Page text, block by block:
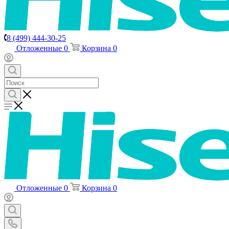
8 (499) 444-30-25
Отложенные 0 Корзина 0
Отложенные 0 Корзина 0